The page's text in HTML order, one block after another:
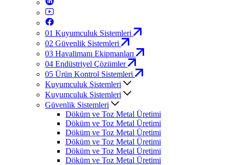
01 Kuyumculuk Sistemleri
02 Güvenlik Sistemleri
03 Havalimanı Ekipmanları
04 Endüstriyel Çözümler
05 Ürün Kontrol Sistemleri
Kuyumculuk Sistemleri
Kuyumculuk Sistemleri
Güvenlik Sistemleri
Döküm ve Toz Metal Üretimi
Döküm ve Toz Metal Üretimi
Döküm ve Toz Metal Üretimi
Döküm ve Toz Metal Üretimi
Döküm ve Toz Metal Üretimi
Döküm ve Toz Metal Üretimi